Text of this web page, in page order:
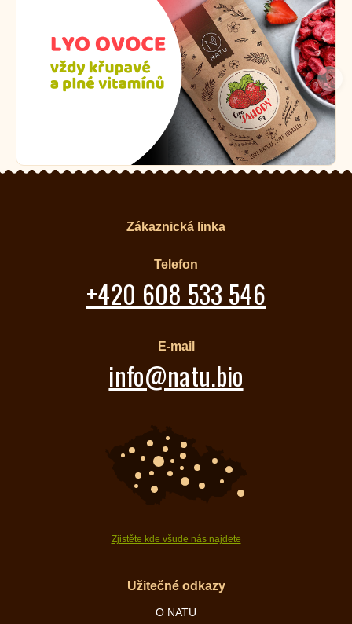
Zákaznická linka
Telefon
+420 608 533 546
E-mail
info@natu.bio
Zjistěte kde všude nás najdete
Užitečné odkazy
O NATU